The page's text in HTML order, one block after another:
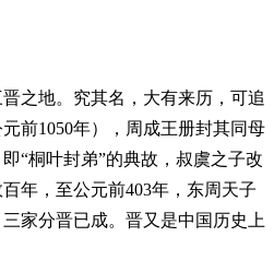
之地。究其名，大有来历，可追
前1050年），周成王册封其同母
“桐叶封弟”的典故，叔虞之子改
年，至公元前403年，东周天子
家分晋已成。晋又是中国历史上